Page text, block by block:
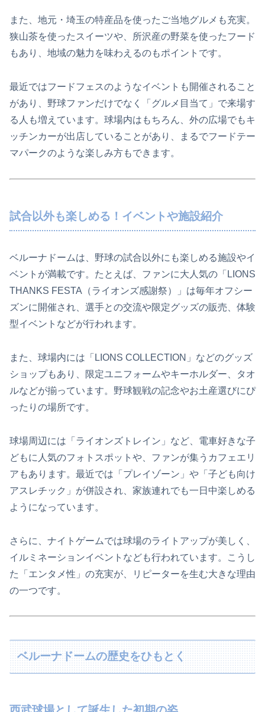
また、地元・埼玉の特産品を使ったご当地グルメも充実。
狭山茶を使ったスイーツや、所沢産の野菜を使ったフード
もあり、地域の魅力を味わえるのもポイントです。
最近ではフードフェスのようなイベントも開催されること
があり、野球ファンだけでなく「グルメ目当て」で来場す
る人も増えています。球場内はもちろん、外の広場でもキ
ッチンカーが出店していることがあり、まるでフードテー
マパークのような楽しみ方もできます。
試合以外も楽しめる！イベントや施設紹介
ベルーナドームは、野球の試合以外にも楽しめる施設やイ
ベントが満載です。たとえば、ファンに大人気の「LIONS
THANKS FESTA（ライオンズ感謝祭）」は毎年オフシー
ズンに開催され、選手との交流や限定グッズの販売、体験
型イベントなどが行われます。
また、球場内には「LIONS COLLECTION」などのグッズ
ショップもあり、限定ユニフォームやキーホルダー、タオ
ルなどが揃っています。野球観戦の記念やお土産選びにぴ
ったりの場所です。
球場周辺には「ライオンズトレイン」など、電車好きな子
どもに人気のフォトスポットや、ファンが集うカフェエリ
アもあります。最近では「プレイゾーン」や「子ども向け
アスレチック」が併設され、家族連れでも一日中楽しめる
ようになっています。
さらに、ナイトゲームでは球場のライトアップが美しく、
イルミネーションイベントなども行われています。こうし
た「エンタメ性」の充実が、リピーターを生む大きな理由
の一つです。
ベルーナドームの歴史をひもとく